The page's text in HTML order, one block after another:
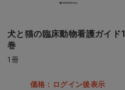
犬と猫の臨床動物看護ガイド1
巻
1冊
価格：ログイン後表示